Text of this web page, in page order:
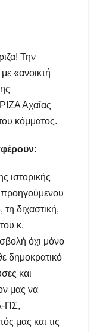
Την
«ανοικτή
Αχαΐας
κόμματος.
ιστορικής
προηγούμενου
διχαστική,
κ.
όχι μόνο
δημοκρατικό
και
μας να
ΠΣ,
μας και τις